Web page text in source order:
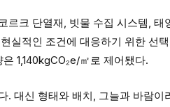
르크 단열재, 빗물 수집 시스템,
실적인 조건에 대응하기 위한 선
1,140kgCO₂e/㎡로 제어됐다.
. 대신 형태와 배치, 그늘과 바람